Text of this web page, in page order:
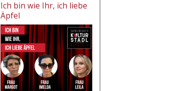
Ich bin wie Ihr, ich liebe
Äpfel